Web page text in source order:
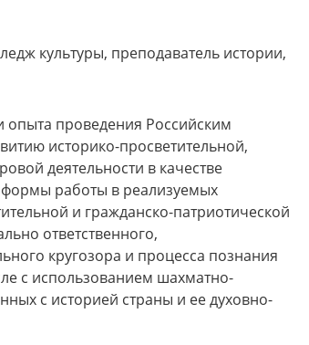
культуры, преподаватель истории,
опыта проведения Российским
историко-просветительной,
деятельности в качестве
работы в реализуемых
и гражданско-патриотической
ответственного,
кругозора и процесса познания
с использованием шахматно-
с историей страны и ее духовно-